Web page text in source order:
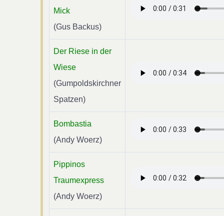
Mick
(Gus Backus)
Der Riese in der
Wiese
(Gumpoldskirchner
Spatzen)
Bombastia
(Andy Woerz)
Pippinos
Traumexpress
(Andy Woerz)